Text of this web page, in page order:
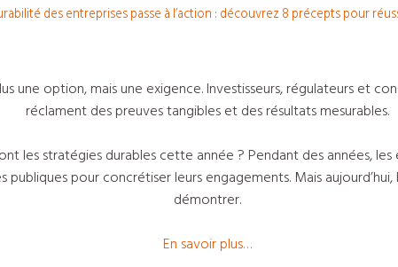
des entreprises passe à l’action : découvrez 8 précepts pour
une option, mais une exigence. Investisseurs, régulateurs et
réclament des preuves tangibles et des résultats mesurables.
les stratégies durables cette année ? Pendant des années,
pour concrétiser leurs engagements. Mais aujourd’hui,
démontrer.
En savoir plus…